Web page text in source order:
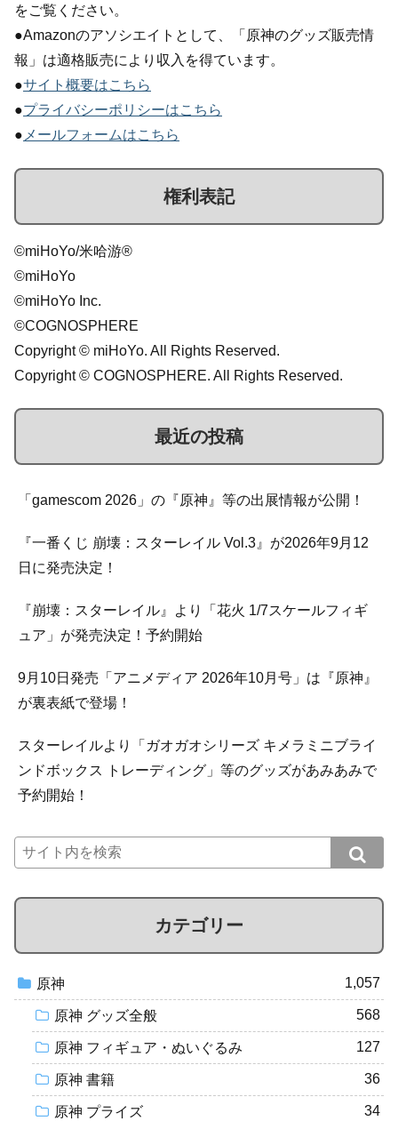
をご覧ください。
●Amazonのアソシエイトとして、「原神のグッズ販売情
報」は適格販売により収入を得ています。
●サイト概要はこちら
●プライバシーポリシーはこちら
● メールフォームはこちら
権利表記
©miHoYo/米哈游®
©miHoYo
©miHoYo Inc.
©COGNOSPHERE
Copyright © miHoYo. All Rights Reserved.
Copyright © COGNOSPHERE. All Rights Reserved.
最近の投稿
「gamescom 2026」の『原神』等の出展情報が公開！
『一番くじ 崩壊：スターレイル Vol.3』が2026年9月12
日に発売決定！
『崩壊：スターレイル』より「花火 1/7スケールフィギ
ュア」が発売決定！予約開始
9月10日発売「アニメディア 2026年10月号」は『原神』
が裏表紙で登場！
スターレイルより「ガオガオシリーズ キメラミニブライ
ンドボックス トレーディング」等のグッズがあみあみで
予約開始！
カテゴリー
原神 1,057
原神 グッズ全般 568
原神 フィギュア・ぬいぐるみ 127
原神 書籍 36
原神 プライズ 34